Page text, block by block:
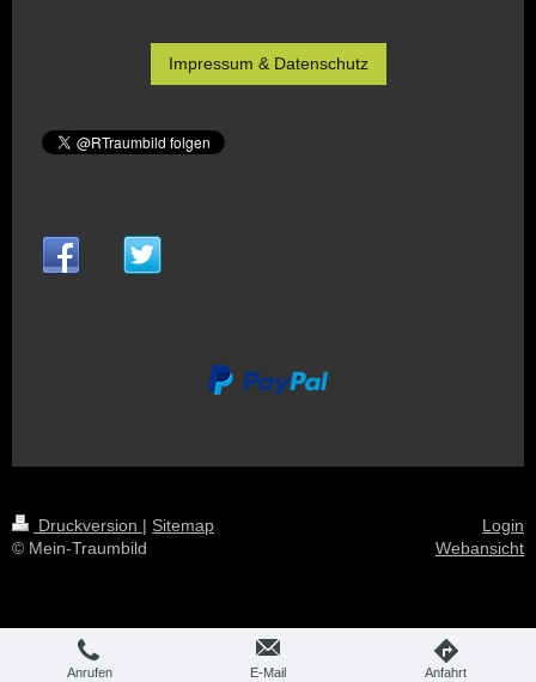
Impressum & Datenschutz
Druckversion | Sitemap
© Mein-Traumbild
Login
Webansicht
Anrufen E-Mail Anfahrt